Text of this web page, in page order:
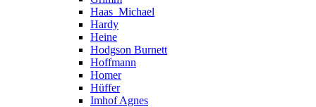
Haas_Michael
Hardy
Heine
Hodgson Burnett
Hoffmann
Homer
Hüffer
Imhof Agnes